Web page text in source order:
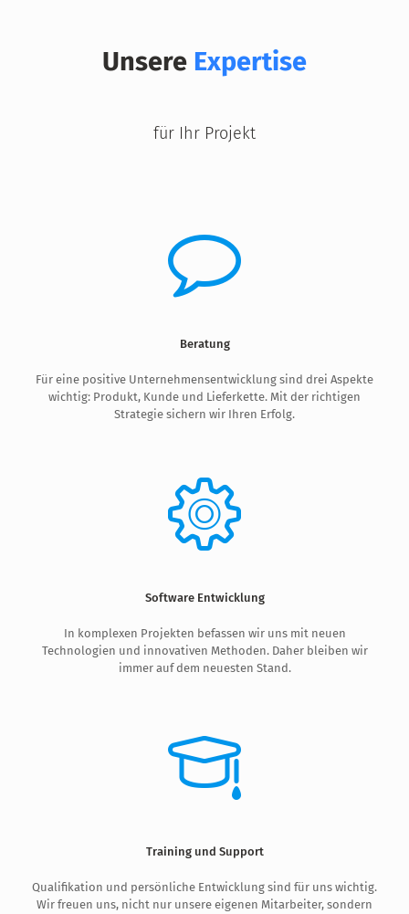
Unsere Expertise
für Ihr Projekt
Beratung
Für eine positive Unternehmensentwicklung sind drei Aspekte
wichtig: Produkt, Kunde und Lieferkette. Mit der richtigen
Strategie sichern wir Ihren Erfolg.
Software Entwicklung
In komplexen Projekten befassen wir uns mit neuen
Technologien und innovativen Methoden. Daher bleiben wir
immer auf dem neuesten Stand.
Training und Support
Qualifikation und persönliche Entwicklung sind für uns wichtig.
Wir freuen uns, nicht nur unsere eigenen Mitarbeiter, sondern